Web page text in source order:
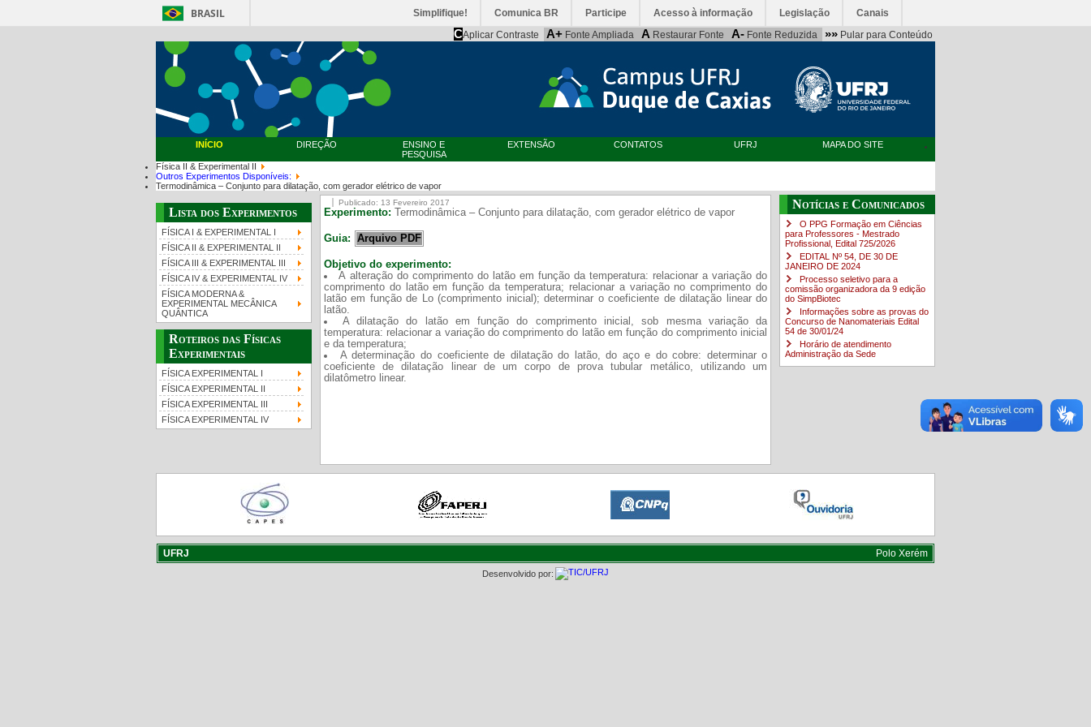
BRASIL Simplifique! Comunica BR Participe Acesso à informação Legislação Canais
CAplicar Contraste A+ Fonte Ampliada A Restaurar Fonte A- Fonte Reduzida »» Pular para Conteúdo
INÍCIO DIREÇÃO
ENSINO E
PESQUISA
EXTENSÃO CONTATOS UFRJ MAPA DO SITE
Física II & Experimental II
Outros Experimentos Disponíveis:
Termodinâmica – Conjunto para dilatação, com gerador elétrico de vapor
Lista dos Experimentos
FÍSICA I & EXPERIMENTAL I
FÍSICA II & EXPERIMENTAL II
FÍSICA III & EXPERIMENTAL III
FÍSICA IV & EXPERIMENTAL IV
FÍSICA MODERNA &
EXPERIMENTAL MECÂNICA
QUÂNTICA
Roteiros das Físicas
Experimentais
FÍSICA EXPERIMENTAL I
FÍSICA EXPERIMENTAL II
FÍSICA EXPERIMENTAL III
FÍSICA EXPERIMENTAL IV
Publicado: 13 Fevereiro 2017
Experimento: Termodinâmica – Conjunto para dilatação, com gerador elétrico de vapor
Guia: Arquivo PDF
Objetivo do experimento:
A alteração do comprimento do latão em função da temperatura: relacionar a variação do
comprimento do latão em função da temperatura; relacionar a variação no comprimento do
latão em função de Lo (comprimento inicial); determinar o coeficiente de dilatação linear do
latão.
A dilatação do latão em função do comprimento inicial, sob mesma variação da
temperatura: relacionar a variação do comprimento do latão em função do comprimento inicial
e da temperatura;
A determinação do coeficiente de dilatação do latão, do aço e do cobre: determinar o
coeficiente de dilatação linear de um corpo de prova tubular metálico, utilizando um
dilatômetro linear.
Notícias e Comunicados
O PPG Formação em Ciências
para Professores - Mestrado
Profissional, Edital ​725/202​6
EDITAL Nº 54, DE 30 DE
JANEIRO DE 2024
Processo seletivo para a
comissão organizadora da 9 edição
do SimpBiotec
Informações sobre as provas do
Concurso de Nanomateriais Edital
54 de 30/01/24
Horário de atendimento
Administração da Sede
UFRJ Polo Xerém
Desenvolvido por: